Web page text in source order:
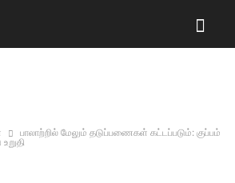
பாலாற்றில் மேலும் தடுப்பணைகள் கட்டப்படும்: குப்பம்